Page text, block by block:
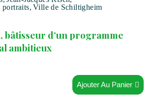
portraits, Ville de Schiltigheim
bâtisseur d’un programme
ambitieux
Ajouter Au Panier